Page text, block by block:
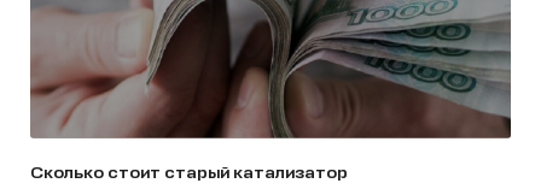
Сколько стоит старый катализатор